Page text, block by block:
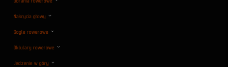
Ubrania rowerowe
Nakrycia głowy
Gogle rowerowe
Oklulary rowerowe
Jedzenie w góry